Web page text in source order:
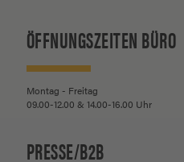
ÖFFNUNGSZEITEN BÜRO
Montag - Freitag
09.00-12.00 & 14.00-16.00 Uhr
PRESSE/B2B